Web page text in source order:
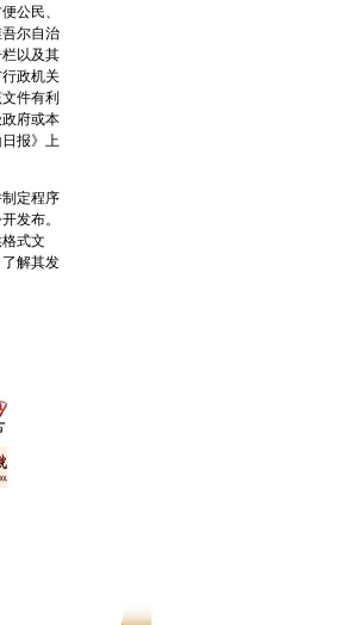
公民、
尔自治
以及其
政机关
件有利
府或本
报》上
定程序
发布。
式文
解其发